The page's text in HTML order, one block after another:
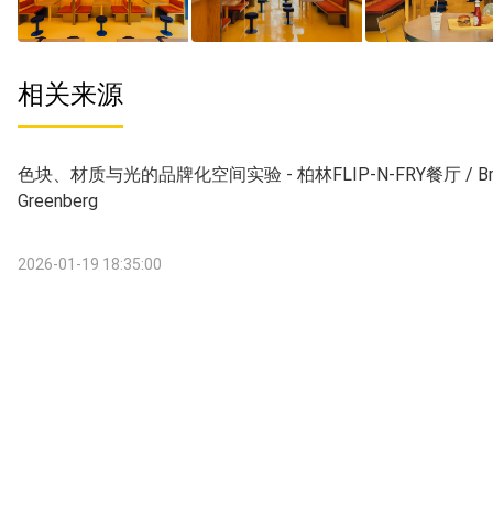
相关来源
色块、材质与光的品牌化空间实验 - 柏林FLIP-N-FRY餐厅 /
Greenberg
2026-01-19 18:35:00